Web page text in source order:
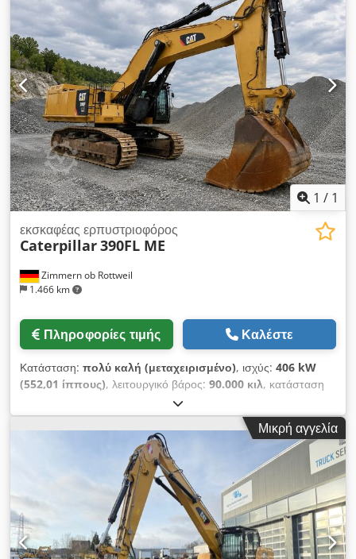
σύστημα υδραυλικών σωληνώσεων (για σφυρί, λαβίδα,
υδραυλικές ψαλίδες) Σύστημα γρήγορης αλλαγής εξαρτημάτων
OQ70/55 1 x κάδος - πλάτος 900 χιλ. Ποσοστό διατήρησης
των συστημάτων μετάδοσης κίνησης: περίπου 60-70% Πλάκες
βάσης, πλάτος 600 χιλ. Κινητήρας CAT 7.1, ισχύς 151 kW
Κεντρικό σύστημα λίπανσης Πιστοποίηση CE Βάρος σε
κατάσταση λειτουργίας: 26,2 τόνοι
1 / 1
Zimmern ob Rottweil
1.466 km
εκσκαφέας ερπυστριοφόρος
Caterpillar390FL ME
Πληροφορίες τιμής Καλέστε
Κατάσταση: πολύ καλή (μεταχειρισμένο), ισχύς: 406 kW
(552,01 ίππους), λειτουργικό βάρος: 90.000 κιλ, κατάσταση
, Έτος κατασκευής:
λειτουργίας:12.866 h, Εξοπλισμός:καμπίνα, κλιματισμός,
CATERPILLAR 390FL ME Έτος κατασκευής: 2015 Ώρες
λειτουργίας: 12.866 ώρες Κλειστή προστατευτική καμπίνα
Κλιματισμός Ραδιόφωνο Κάμερα οπισθοπορείας Κεντρικό
σύστημα λίπανσης Τυπικός βραχίονας Μήκος κονταριού: 2,90
μ. Κουβάς βράχων με κόψη, πλάτος 2,20 μ. Υποδομή περίπου
60% διατηρημένη Ερπύστριες πλάτους 650 mm Κινητήρας
CAT C18 με 406 kW Chjdpfx Acoy U I Hbjtoa CE / EPA
Λειτουργικό βάρος: 90 τόνους.
Μικρή αγγελία